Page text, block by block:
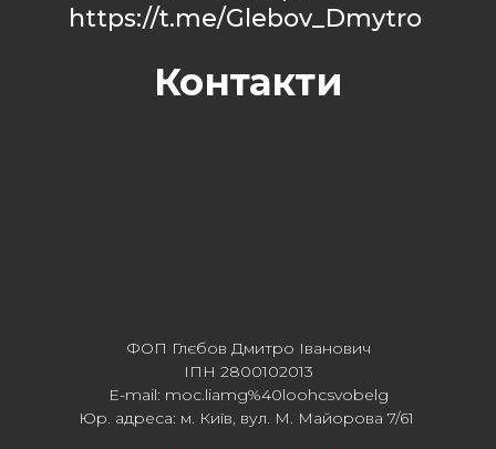
https://t.me/Glebov_Dmytro
Контакти
ФОП Глєбов Дмитро Іванович
ІПН 2800102013
E-mail: moc.liamg%40loohcsvobelg
Юр. адреса: м. Київ, вул. М. Майорова 7/61